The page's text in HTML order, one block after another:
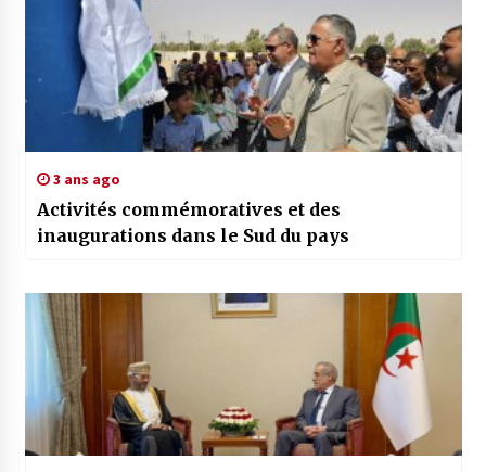
3 ans ago
Activités commémoratives et des
inaugurations dans le Sud du pays